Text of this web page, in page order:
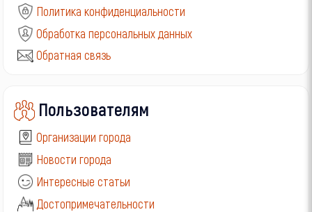
Политика конфиденциальности
Обработка персональных данных
Обратная связь
Пользователям
Организации города
Новости города
Интересные статьи
Достопримечательности